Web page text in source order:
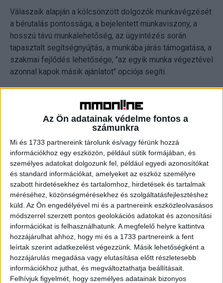
Az Ön adatainak védelme fontos a
számunkra
Mi és 1733 partnereink tárolunk és/vagy férünk hozzá
információkhoz egy eszközön, például sütik formájában, és
személyes adatokat dolgozunk fel, például egyedi azonosítókat
és standard információkat, amelyeket az eszköz személyre
szabott hirdetésekhez és tartalomhoz, hirdetések és tartalmak
méréséhez, közönségmérésekhez és szolgáltatásfejlesztéshez
küld. Az Ön engedélyével mi és a partnereink eszközleolvasásos
módszerrel szerzett pontos geolokációs adatokat és azonosítási
információkat is felhasználhatunk. A megfelelő helyre kattintva
hozzájárulhat ahhoz, hogy mi és a 1733 partnereink a fent
leírtak szerint adatkezelést végezzünk. Másik lehetőségként a
hozzájárulás megadása vagy elutasítása előtt részletesebb
információkhoz juthat, és megváltoztathatja beállításait.
Felhívjuk figyelmét, hogy személyes adatainak bizonyos
Válaszaik alapján a kölcsönzött dolgozók munkavégzését
a bérutalás pontossága, a bejelentett munkaviszony, a
hosszú távú munkalehetőség, az ügyintézés során
tapasztalt segítségnyújtás, a munkába járás támogatása, a
szakmai fejlődés lehetősége, "az egyik munka végeztével
azonnal kapok másik ajánlatot" opciója segíti.
és energia-megtakarítás, a cégen belüli fluktuáció
csökkentése, a lokális munkaerőpiacról nem elegendő
munkaerő, a vállalat gyorsan felfutó termelési igényéhez a
megfelelő szakember kiválasztása, az üzletmenet
számára biztosított rugalmassága, a toborzási és
adminisztrációs terhek csökkentése, a szezonális
munkaterhelés, a létszámbővítés lehetetlensége, s mert
így nem keletkezik bérköltség, vagy éppen a vonatkozó
tapasztalathiány miatt döntöttek munkaerő-kölcsönző cég
bevonása mellett. Érvként említették a HR vezetők a nagy
munkaerő-áramlás dinamikus mozgását, a hirtelen felfutás
és a kialakult munkaerő-hiány esetén is gyors
segítségként a külföldi munkavállalók foglalkoztatását*.
„Tudtam, hogy nagyobb létszámú adatbázissal
rendelkeznek, mint a vállalat, ahol dolgozom” – hangzott